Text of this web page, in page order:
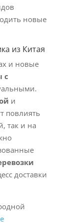
новые
из Китая
и новые
с
и
повлиять
так и на
доставки